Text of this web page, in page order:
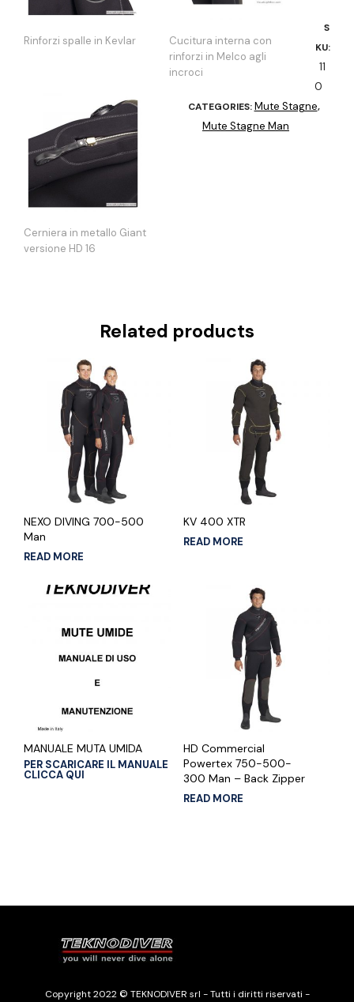
Rinforzi spalle in Kevlar
Cucitura interna con
rinforzi in Melco agli
incroci
Cerniera in metallo Giant
versione HD 16
S
KU:
11
0
CATEGORIES:Mute Stagne,
Mute Stagne Man
Related products
NEXO DIVING 700-500
Man
READ MORE
KV 400 XTR
READ MORE
MANUALE MUTA UMIDA
PER SCARICARE IL MANUALE
CLICCA QUI
HD Commercial
Powertex 750-500-
300 Man – Back Zipper
READ MORE
Copyright 2022 © TEKNODIVER srl - Tutti i diritti riservati -